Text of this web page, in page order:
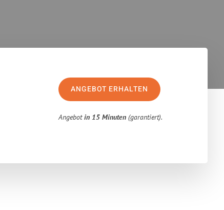
ANGEBOT ERHALTEN
Angebotin 15 Minuten (garantiert).